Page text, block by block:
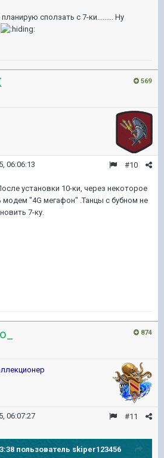
сползать с 7-ки......... Ну
569
#10
06:06:13
установки 10-ки, через некоторое
"4G мегафон" .Танцы с бубном не
7-ку.
874
#11
06:07:27
пользователь skiper123456